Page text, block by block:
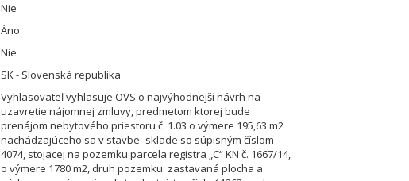
Nie
Áno
Nie
SK - Slovenská republika
Vyhlasovateľ vyhlasuje OVS o najvýhodnejší návrh na
uzavretie nájomnej zmluvy, predmetom ktorej bude
prenájom nebytového priestoru č. 1.03 o výmere 195,63 m2
nachádzajúceho sa v stavbe- sklade so súpisným číslom
4074, stojacej na pozemku parcela registra „C“ KN č. 1667/14,
o výmere 1780 m2, druh pozemku: zastavaná plocha a